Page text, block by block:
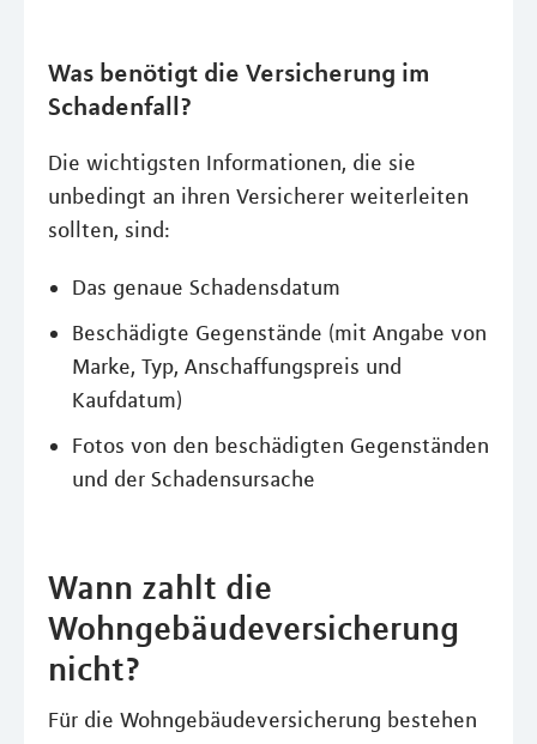
Was benötigt die Versicherung im
Schadenfall?
Die wichtigsten Informationen, die sie
unbedingt an ihren Versicherer weiterleiten
sollten, sind:
Das genaue Schadensdatum
Beschädigte Gegenstände (mit Angabe von
Marke, Typ, Anschaffungspreis und
Kaufdatum)
Fotos von den beschädigten Gegenständen
und der Schadensursache
Wann zahlt die
Wohngebäudeversicherung
nicht?
Für die Wohngebäudeversicherung bestehen